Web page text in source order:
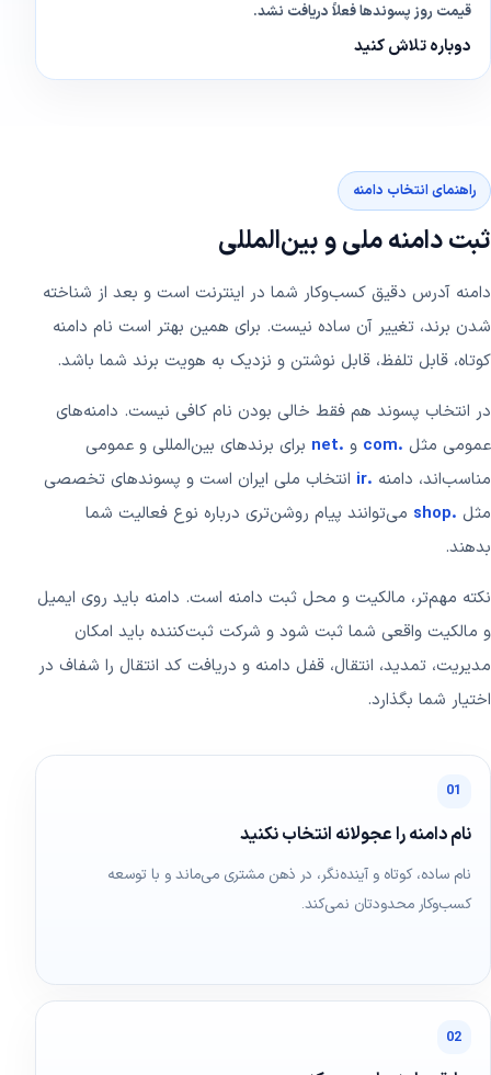
قیمت روز پسوندها فعلاً دریافت نشد.
دوباره تلاش کنید
راهنمای انتخاب دامنه
ثبت دامنه ملی و بین‌المللی
دامنه آدرس دقیق کسب‌وکار شما در اینترنت است و بعد از شناخته
شدن برند، تغییر آن ساده نیست. برای همین بهتر است نام دامنه
کوتاه، قابل تلفظ، قابل نوشتن و نزدیک به هویت برند شما باشد.
در انتخاب پسوند هم فقط خالی بودن نام کافی نیست. دامنه‌های
عمومی مثل .com و .net
برای برندهای بین‌المللی و عمومی
مناسب‌اند، دامنه .ir
انتخاب ملی ایران است و پسوندهای تخصصی
مثل .shop
می‌توانند پیام روشن‌تری درباره نوع فعالیت شما
بدهند.
نکته مهم‌تر، مالکیت و محل ثبت دامنه است. دامنه باید روی ایمیل
و مالکیت واقعی شما ثبت شود و شرکت ثبت‌کننده باید امکان
مدیریت، تمدید، انتقال، قفل دامنه و دریافت کد انتقال را شفاف در
اختیار شما بگذارد.
01
نام دامنه را عجولانه انتخاب نکنید
نام ساده، کوتاه و آینده‌نگر، در ذهن مشتری می‌ماند و با توسعه
کسب‌وکار محدودتان نمی‌کند.
02